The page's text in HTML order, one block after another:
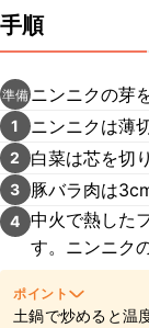
手順
準備 ニンニクの芽
1 ニンニクは薄
2 白菜は芯を切
3 豚バラ肉は
4 中火で熱した
す。ニンニク
ポイント
土鍋で炒めると温